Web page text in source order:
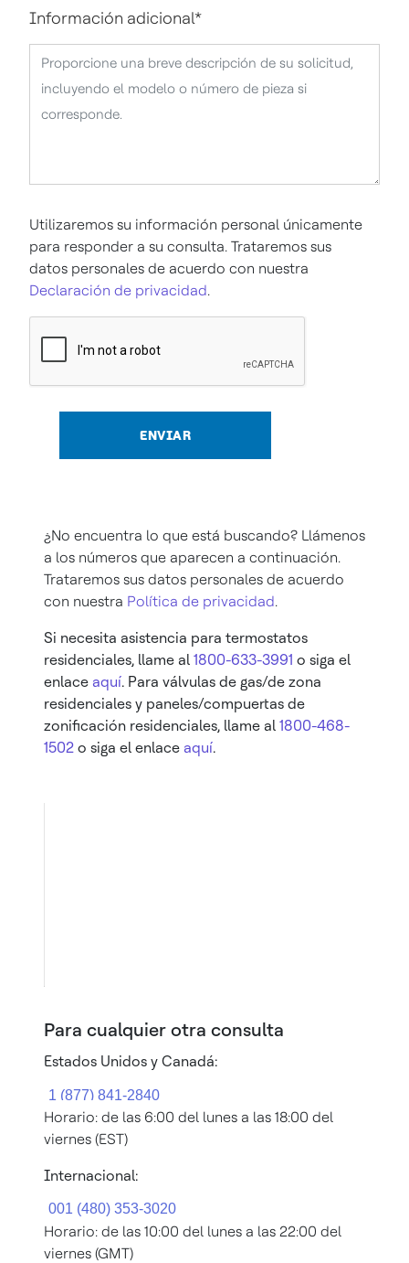
Información adicional*
Utilizaremos su información personal únicamente
para responder a su consulta. Trataremos sus
datos personales de acuerdo con nuestra
Declaración de privacidad.
ENVIAR
¿No encuentra lo que está buscando? Llámenos
a los números que aparecen a continuación.
Trataremos sus datos personales de acuerdo
con nuestra Política de privacidad.
Si necesita asistencia para termostatos
residenciales, llame al 1800-633-3991 o siga el
enlace aquí. Para válvulas de gas/de zona
residenciales y paneles/compuertas de
zonificación residenciales, llame al 1800-468-
1502 o siga el enlace aquí.
Para cualquier otra consulta
Estados Unidos y Canadá:
Horario: de las 6:00 del lunes a las 18:00 del
viernes (EST)
Internacional:
Horario: de las 10:00 del lunes a las 22:00 del
viernes (GMT)